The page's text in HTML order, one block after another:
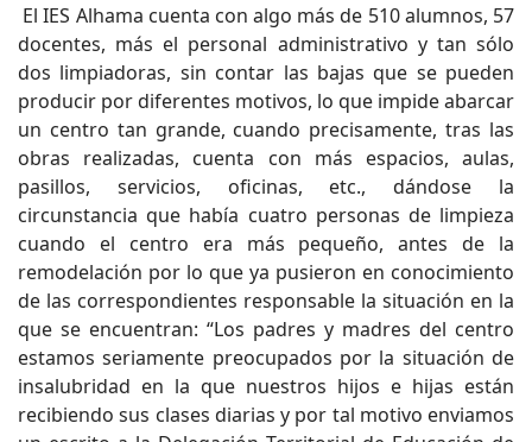
El IES Alhama cuenta con algo más de 510 alumnos, 57
docentes, más el personal administrativo y tan sólo
dos limpiadoras, sin contar las bajas que se pueden
producir por diferentes motivos, lo que impide abarcar
un centro tan grande, cuando precisamente, tras las
obras realizadas, cuenta con más espacios, aulas,
pasillos, servicios, oficinas, etc., dándose la
circunstancia que había cuatro personas de limpieza
cuando el centro era más pequeño, antes de la
remodelación por lo que ya pusieron en conocimiento
de las correspondientes responsable la situación en la
que se encuentran: “Los padres y madres del centro
estamos seriamente preocupados por la situación de
insalubridad en la que nuestros hijos e hijas están
recibiendo sus clases diarias y por tal motivo enviamos